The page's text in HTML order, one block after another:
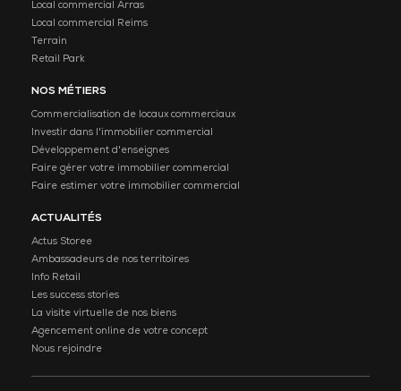
Local commercial Arras
Local commercial Reims
Terrain
Retail Park
NOS MÉTIERS
Commercialisation de locaux commerciaux
Investir dans l'immobilier commercial
Développement d'enseignes
Faire gérer votre immobilier commercial
Faire estimer votre immobilier commercial
ACTUALITÉS
Actus Storee
Ambassadeurs de nos territoires
Info Retail
Les success stories
La visite virtuelle de nos biens
Agencement online de votre concept
Nous rejoindre